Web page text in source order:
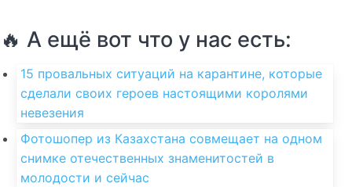
🔥 А ещё вот что у нас есть:
15 провальных ситуаций на карантине, которые
сделали своих героев настоящими королями
невезения
Фотошопер из Казахстана совмещает на одном
снимке отечественных знаменитостей в
молодости и сейчас